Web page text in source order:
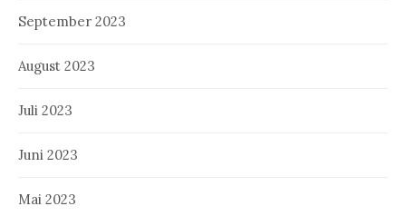
September 2023
August 2023
Juli 2023
Juni 2023
Mai 2023